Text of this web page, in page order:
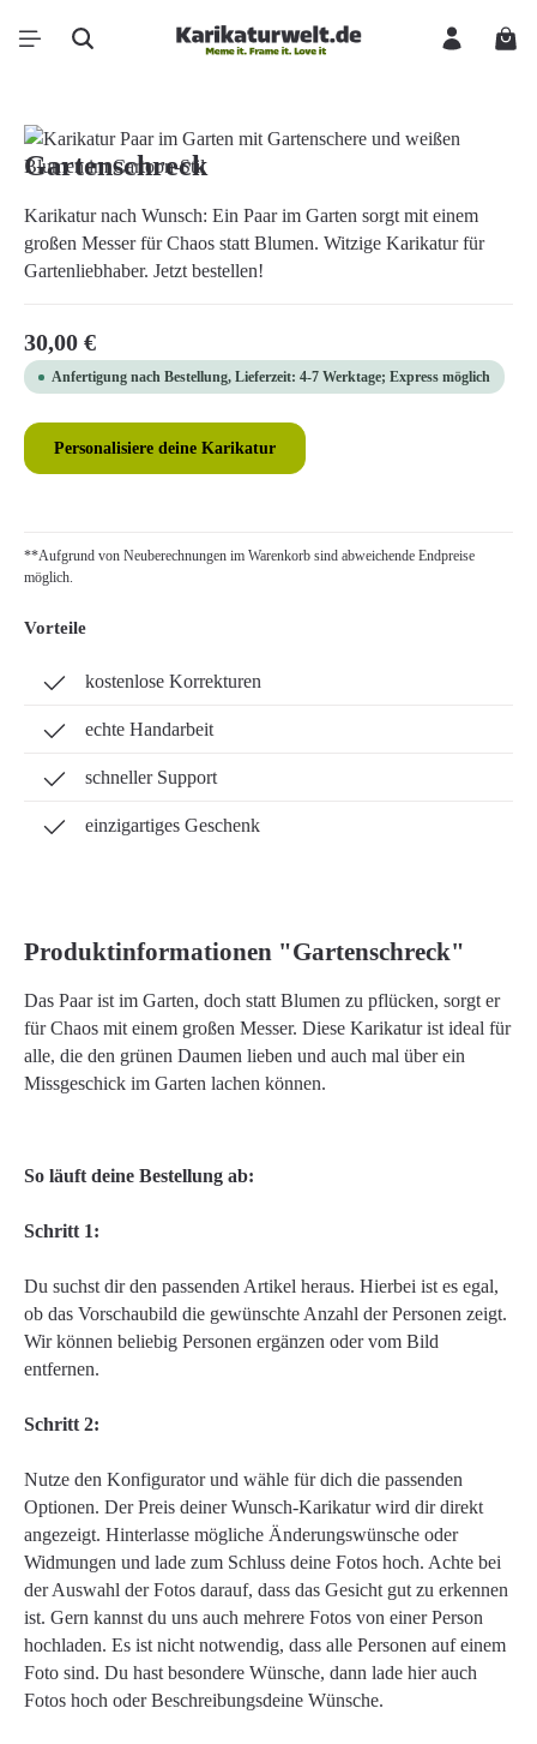
Zum Hauptinhalt springen
Bildergalerie überspringen
Gartenschreck
Karikatur nach Wunsch: Ein Paar im Garten sorgt mit einem
großen Messer für Chaos statt Blumen. Witzige Karikatur für
Gartenliebhaber. Jetzt bestellen!
Regulärer Preis:
30,00 €
Anfertigung nach Bestellung, Lieferzeit: 4-7 Werktage; Express möglich
Personalisiere deine Karikatur
**Aufgrund von Neuberechnungen im Warenkorb sind abweichende Endpreise
möglich.
Vorteile
kostenlose Korrekturen
echte Handarbeit
schneller Support
einzigartiges Geschenk
Produktinformationen "Gartenschreck"
Das Paar ist im Garten, doch statt Blumen zu pflücken, sorgt er
für Chaos mit einem großen Messer. Diese Karikatur ist ideal für
alle, die den grünen Daumen lieben und auch mal über ein
Missgeschick im Garten lachen können.
So läuft deine Bestellung ab:
Schritt 1:
Du suchst dir den passenden Artikel heraus. Hierbei ist es egal,
ob das Vorschaubild die gewünschte Anzahl der Personen zeigt.
Wir können beliebig Personen ergänzen oder vom Bild
entfernen.
Schritt 2:
Nutze den Konfigurator und wähle für dich die passenden
Optionen. Der Preis deiner Wunsch-Karikatur wird dir direkt
angezeigt. Hinterlasse mögliche Änderungswünsche oder
Widmungen und lade zum Schluss deine Fotos hoch. Achte bei
der Auswahl der Fotos darauf, dass das Gesicht gut zu erkennen
ist. Gern kannst du uns auch mehrere Fotos von einer Person
hochladen. Es ist nicht notwendig, dass alle Personen auf einem
Foto sind. Du hast besondere Wünsche, dann lade hier auch
Fotos hoch oder Beschreibungsdeine Wünsche.